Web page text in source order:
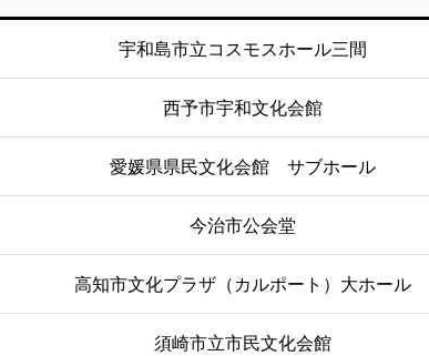
宇和島市立コスモスホール三間
西予市宇和文化会館
愛媛県県民文化会館 サブホール
今治市公会堂
高知市文化プラザ（カルポート）大ホール
須崎市立市民文化会館